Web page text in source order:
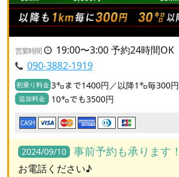
営業時間
19:00〜3:00 予約24時間OK
090-3882-1919
初乗り料金 3㌔まで1400円／以降1㌔毎300円
追加料金 10㌔でも3500円
CASH
2024/09/10 事前予約も承ります！
お電話ください♪